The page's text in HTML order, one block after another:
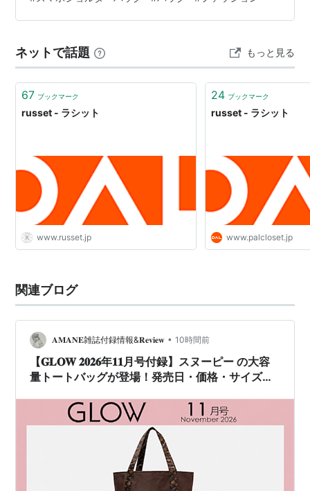
youtu.be 𝐆𝐋𝐎𝐖𝟏𝟏月号はこちらから▼
yukariimo09.hatenablog.com 発売日・価格 𝐒𝐈𝐙𝐄 スヌ
ネットで話題 もっと見る
67 ブックマーク
russet - ラシット
www.russet.jp
24 ブックマーク
russet - ラシット
www.palcloset.jp
関連ブログ
𝐀𝐌𝐀𝐍𝐄雑誌付録情報&𝐑𝐞𝐯𝐢𝐞𝐰 • 10時間前
【𝐆𝐋𝐎𝐖 𝟐𝟎𝟐𝟔年𝟏𝟏月号付録】スヌーピー の大容
量トートバッグが登場！発売日・価格・サイズま